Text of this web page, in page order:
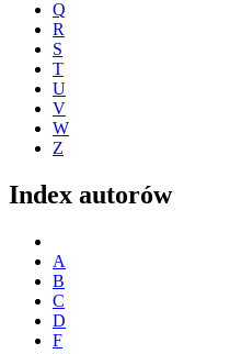
Q
R
S
T
U
V
W
Z
Index autorów
A
B
C
D
F